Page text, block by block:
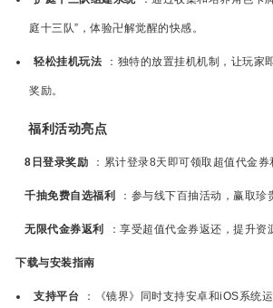
庭十三队”，体验卍解觉醒的快感。
轻松挂机玩法 ：独特的放置挂机机制，让玩家
奖励。
福利活动亮点
8日登录奖励 ：累计登录8天即可领取超值代金券
千抽免费自选福利 ：参与线下百抽活动，赢取珍
无限代金券返利 ：享受超值代金券返还，提升资
下载与安装指南
支持平台 ：《镜界》同时支持安卓和iOS系统